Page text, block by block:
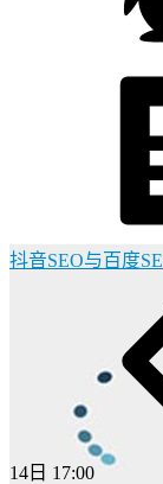
抖音SEO与百度
14日 17:00